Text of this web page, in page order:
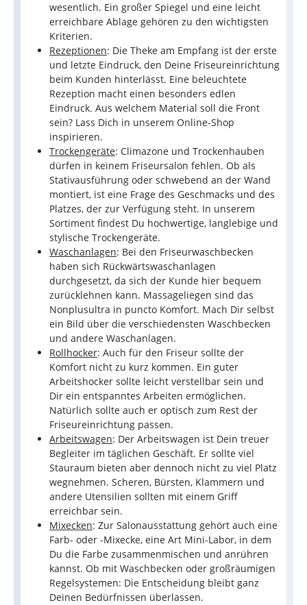
wesentlich. Ein großer Spiegel und eine leicht
erreichbare Ablage gehören zu den wichtigsten
Kriterien.
Rezeptionen: Die Theke am Empfang ist der erste
und letzte Eindruck, den Deine Friseureinrichtung
beim Kunden hinterlässt. Eine beleuchtete
Rezeption macht einen besonders edlen
Eindruck. Aus welchem Material soll die Front
sein? Lass Dich in unserem Online-Shop
inspirieren.
Trockengeräte: Climazone und Trockenhauben
dürfen in keinem Friseursalon fehlen. Ob als
Stativausführung oder schwebend an der Wand
montiert, ist eine Frage des Geschmacks und des
Platzes, der zur Verfügung steht. In unserem
Sortiment findest Du hochwertige, langlebige und
stylische Trockengeräte.
Waschanlagen: Bei den Friseurwaschbecken
haben sich Rückwärtswaschanlagen
durchgesetzt, da sich der Kunde hier bequem
zurücklehnen kann. Massageliegen sind das
Nonplusultra in puncto Komfort. Mach Dir selbst
ein Bild über die verschiedensten Waschbecken
und andere Waschanlagen.
Rollhocker: Auch für den Friseur sollte der
Komfort nicht zu kurz kommen. Ein guter
Arbeitshocker sollte leicht verstellbar sein und
Dir ein entspanntes Arbeiten ermöglichen.
Natürlich sollte auch er optisch zum Rest der
Friseureinrichtung passen.
Arbeitswagen: Der Arbeitswagen ist Dein treuer
Begleiter im täglichen Geschäft. Er sollte viel
Stauraum bieten aber dennoch nicht zu viel Platz
wegnehmen. Scheren, Bürsten, Klammern und
andere Utensilien sollten mit einem Griff
erreichbar sein.
Mixecken: Zur Salonausstattung gehört auch eine
Farb- oder -Mixecke, eine Art Mini-Labor, in dem
Du die Farbe zusammenmischen und anrühren
kannst. Ob mit Waschbecken oder großräumigen
Regelsystemen: Die Entscheidung bleibt ganz
Deinen Bedürfnissen überlassen.